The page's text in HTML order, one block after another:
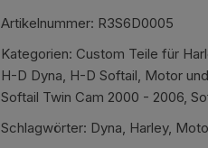
Touring
(gebraucht
aber
funktionsfähig)
Menge
Artikelnummer: R3S6D0005
Kategorien: Custom Teile für
H-D Dyna, H-D Softail, Motor
Softail Twin Cam 2000 - 2006,
Schlagwörter: Dyna, Harley,